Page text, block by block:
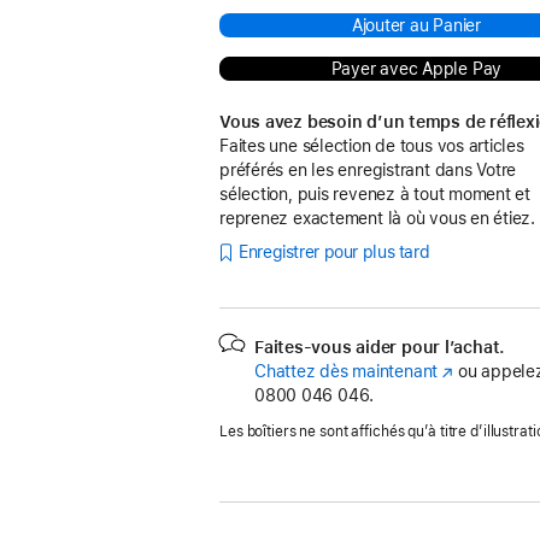
Ajouter au Panier
Payer avec Apple Pay
Vous avez besoin d’un temps de
Faites une sélection de tous vos articles
préférés en les enregistrant dans Votre
sélection, puis revenez à tout moment et
reprenez exactement là où vous en étiez.
Enregistrer pour plus tard
Faites-vous aider pour l’achat.
Chattez dès maintenant (s’ouvre
nouvelle
ou
0800 046 046.
Les boîtiers ne sont affichés qu’à titre